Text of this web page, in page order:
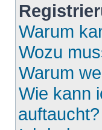
Warum
Wozu
Warum
Wie kann
auftaucht?